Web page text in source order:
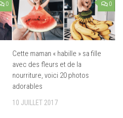
0 0
Cette maman « habille » sa fille
avec des fleurs et de la
nourriture, voici 20 photos
adorables
10 JUILLET 2017